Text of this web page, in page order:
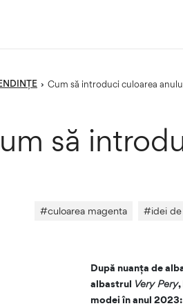
› Cum să introduci culoarea
să
#culoarea magenta #idei
După nuanța de
albastrul Very Pery,
modei în anul 2023: